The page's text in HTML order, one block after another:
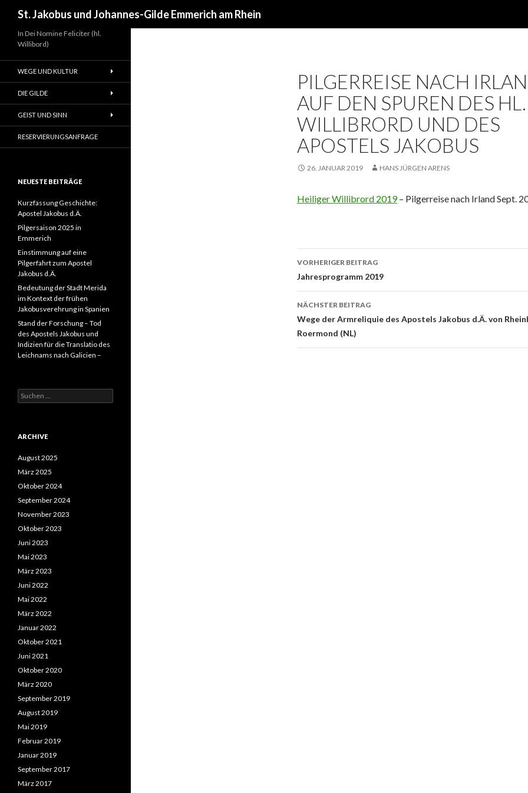
St. Jakobus und Johannes-Gilde Emmerich am Rhein
PILGERREISE NACH
AUF DEN SPUREN DES HL.
WILLIBRORD UND DES
APOSTELS JAKOBUS
26. JANUAR 2019 HANS JÜRGEN ARENS
Heiliger Willibrord 2019– Pilgerreise nach Irland Sept.
Beitrags-
Navigation
VORHERIGER BEITRAG
Jahresprogramm 2019
NÄCHSTER BEITRAG
Wege der Armreliquie des Apostels Jakobus d.Ä. von
Roermond (NL)
In Dei Nomine Feliciter (hl.
Willibord)
WEGE UND KULTUR
DIE GILDE
GEIST UND SINN
RESERVIERUNGSANFRAGE
NEUESTE BEITRÄGE
Kurzfassung Geschichte:
Apostel Jakobus d.Ä.
Pilgersaison 2025 in
Emmerich
Einstimmung auf eine
Pilgerfahrt zum Apostel
Jakobus d.Ä.
Bedeutung der Stadt Merida
im Kontext der frühen
Jakobusverehrung in Spanien
Stand der Forschung – Tod
des Apostels Jakobus und
Indizien für die Translatio des
Leichnams nach Galicien –
Suche
nach:
ARCHIVE
August 2025
März 2025
Oktober 2024
September 2024
November 2023
Oktober 2023
Juni 2023
Mai 2023
März 2023
Juni 2022
Mai 2022
März 2022
Januar 2022
Oktober 2021
Juni 2021
Oktober 2020
März 2020
September 2019
August 2019
Mai 2019
Februar 2019
Januar 2019
September 2017
März 2017